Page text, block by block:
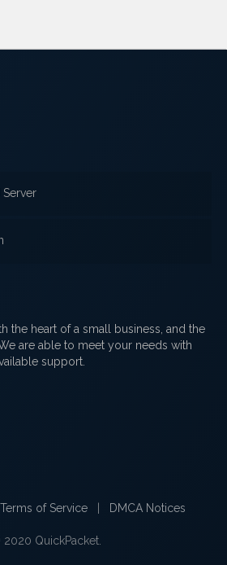
the heart of a small business, and the
are able to meet your needs with
support.
Terms of Service DMCA Notices
QuickPacket.